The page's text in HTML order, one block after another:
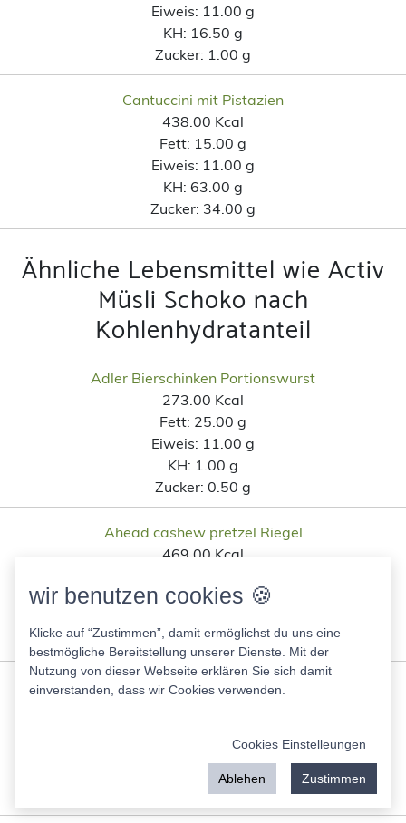
Eiweis: 11.00 g
KH: 16.50 g
Zucker: 1.00 g
Cantuccini mit Pistazien
438.00 Kcal
Fett: 15.00 g
Eiweis: 11.00 g
KH: 63.00 g
Zucker: 34.00 g
Ähnliche Lebensmittel wie Activ
Müsli Schoko nach
Kohlenhydratanteil
Adler Bierschinken Portionswurst
273.00 Kcal
Fett: 25.00 g
Eiweis: 11.00 g
KH: 1.00 g
Zucker: 0.50 g
Ahead cashew pretzel Riegel
469.00 Kcal
Eiweis: 11.00 g
Zucker:4.50 g
Mehrkornbrötchen Lidl
11.00 g
45.00 g
3.00 g
wir benutzen cookies 🍪
Klicke auf “Zustimmen”, damit ermöglichst du uns eine
bestmögliche Bereitstellung unserer Dienste. Mit der
Nutzung von dieser Webseite erklären Sie sich damit
einverstanden, dass wir Cookies verwenden.
Cookies Einstelleungen
Ablehen Zustimmen